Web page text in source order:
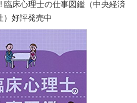
臨床心理士の仕事図鑑（中央経済
）好評発売中